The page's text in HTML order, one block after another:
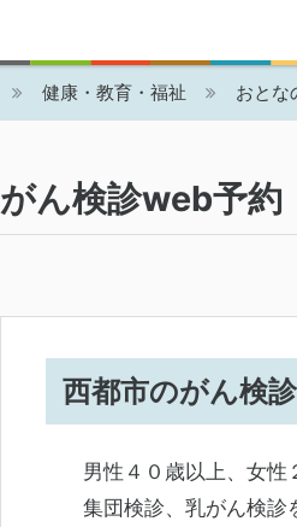
健康・教育・福祉 おとな
がん検診web予約
西都市のがん検診
男性４０歳以上、女性
集団検診、乳がん検診